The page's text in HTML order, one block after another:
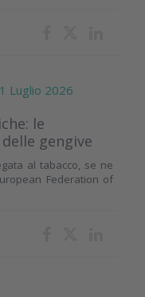
2026
le
gengive
al tabacco, se ne
Federation of